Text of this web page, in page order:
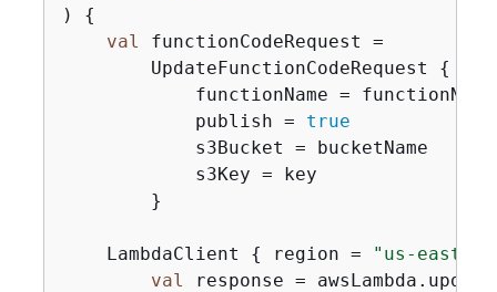
)
{
val
functionCodeRequest =
        UpdateFunctionCodeRequest
{
functionName =
            publish =
true
            s3Bucket = bucketName
            s3Key = key
        }
    LambdaClient
{ region = "us-east-1"
val
response =